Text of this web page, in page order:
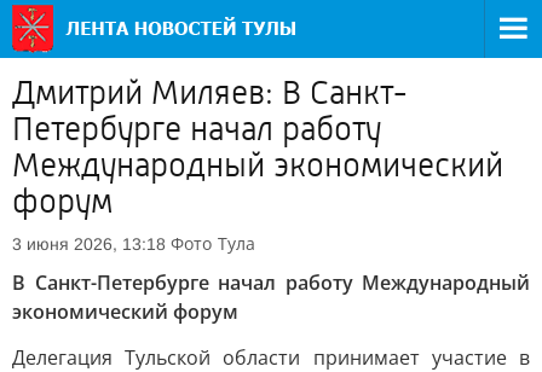
Дмитрий Миляев: В Санкт-
Петербурге начал работу
Международный экономический
форум
3 июня 2026, 13:18 Фото Тула
В Санкт-Петербурге начал работу Международный
экономический форум
Делегация Тульской области принимает участие в